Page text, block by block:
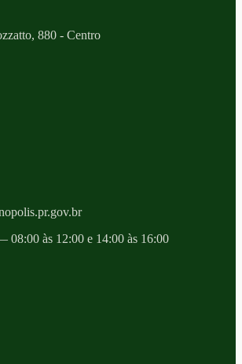
880 - Centro
08:00 às 12:00 e 14:00 às 16:00